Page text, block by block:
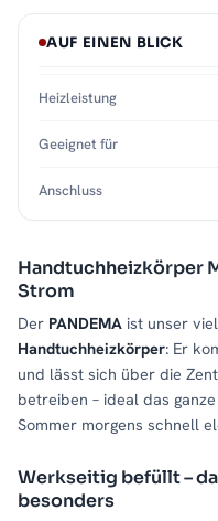
Handtuchheizkörper
Strom
Der PANDEMA ist unser
Handtuchheizkörper: Er
und lässt sich über die
betreiben – ideal das
Sommer morgens schnell
Werkseitig befüllt –
besonders
AUF EINEN BLICK
Heizleistung
Geeignet für
Anschluss